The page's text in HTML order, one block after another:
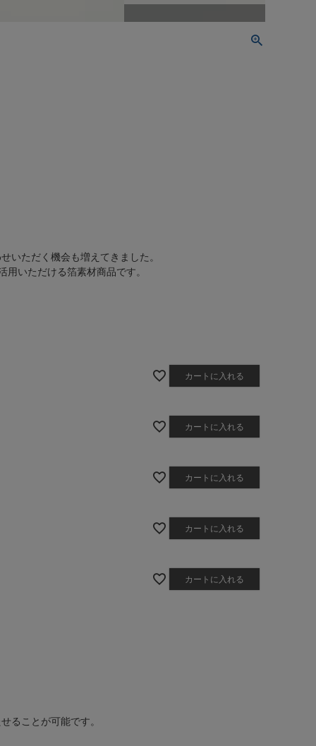
いただく機会も増えてきました。
いただける箔素材商品です。
カートに入れる
カートに入れる
カートに入れる
カートに入れる
カートに入れる
ることが可能です。